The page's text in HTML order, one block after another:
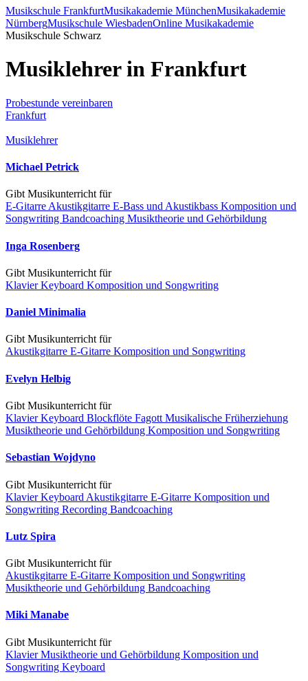
Musikschule FrankfurtMusikakademie MünchenMusikakademie
NürnbergMusikschule WiesbadenOnline Musikakademie
Musikschule Schwarz
Musiklehrer in Frankfurt
Probestunde vereinbaren
Frankfurt
Musiklehrer
Michael Petrick
Gibt Musikunterricht für
E-GitarreAkustikgitarre E-Bass und Akustikbass Komposition und
Songwriting Bandcoaching Musiktheorie und Gehörbildung
Inga Rosenberg
Gibt Musikunterricht für
KlavierKeyboard Komposition und Songwriting
Daniel Minimalia
Gibt Musikunterricht für
Akustikgitarre E-Gitarre Komposition und Songwriting
Evelyn Helbig
Gibt Musikunterricht für
KlavierKeyboard Blockflöte Fagott Musikalische Früherziehung
Musiktheorie und Gehörbildung Komposition und Songwriting
Sebastian Wojdyno
Gibt Musikunterricht für
KlavierKeyboard Akustikgitarre E-Gitarre Komposition und
Songwriting Recording Bandcoaching
Lutz Spira
Gibt Musikunterricht für
Akustikgitarre E-Gitarre Komposition und Songwriting
Musiktheorie und Gehörbildung Bandcoaching
Miki Manabe
Gibt Musikunterricht für
KlavierMusiktheorie und Gehörbildung Komposition und
Songwriting Keyboard